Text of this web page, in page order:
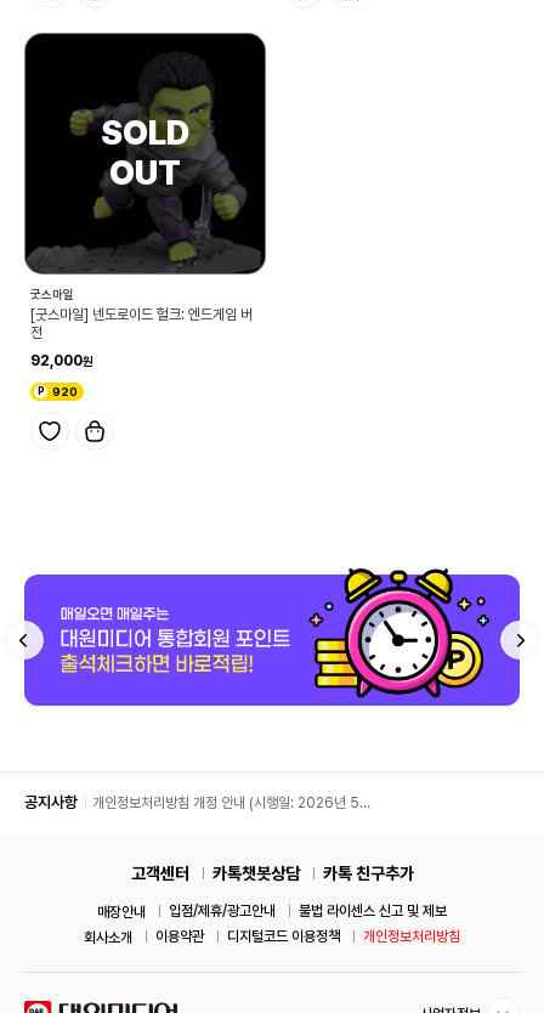
굿스마일
[굿스마일] 넨도로이드 헐크: 엔드게임 버
전
92,000
920
공지사항
개인정보처리방침 개정 안내 (시행일: 2026년 5월
고객센터 카톡챗봇상담 카톡 친구추가
매장안내 입점/제휴/광고안내
불법 라이센스 신고 및 제보
회사소개
이용약관 디지털코드 이용정책 개인정보처리방침